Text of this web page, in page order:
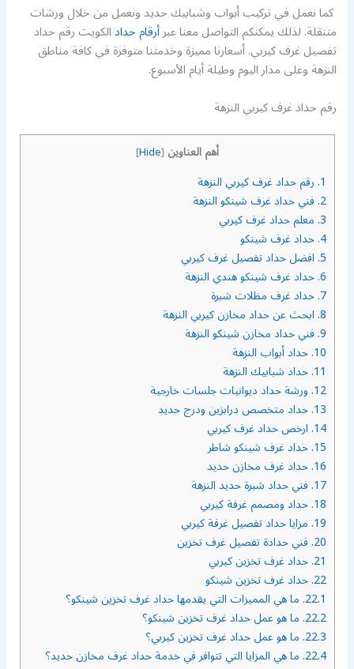
كما نعمل في تركيب أبواب وشبابيك حديد ونعمل من خلال ورشات
متنقلة. لذلك يمكنكم التواصل معنا عبرأرقام حدادالكويت رقم حداد
تفصيل غرف كيربي. أسعارنا مميزة وخدمتنا متوفرة في كافة مناطق
النزهة وعلى مدار اليوم وطيلة أيام الأسبوع.
رقم حداد غرف كيربي النزهة
أهم العناوين [
Hide
]
1. رقم حداد غرف كيربي النزهة
2. فني حداد غرف شينكو النزهة
3. معلم حداد غرف كيربي
4. حداد غرف شينكو
5. افضل حداد تفصيل غرف كيربي
6. حداد غرف شينكو هندي النزهة
7. حداد غرف مظلات شبرة
8. ابحث عن حداد مخازن كيربي النزهة
9. فني حداد مخازن شينكو النزهة
10. حداد أبواب النزهة
11. حداد شبابيك النزهة
12. ورشة حداد ديوانيات جلسات خارجية
13. حداد متخصص درابزين ودرج حديد
14. ارخص حداد غرف كيربي
15. حداد غرف شينكو شاطر
16. حداد غرف مخازن حديد
17. فني حداد شبرة حديد النزهة
18. حداد ومصمم غرفة كيربي
19. مزايا حداد تفصيل غرفة كيربي
20. فني حدادة تفصيل غرف تخزين
21. حداد غرف تخزين كيربي
22. حداد غرف تخزين شينكو
22.1. ما هي المميزات التي يقدمها حداد غرف تخزين شينكو؟
22.2. ما هو عمل حداد غرف تخزين شينكو؟
22.3. ما هو عمل حداد غرف تخزين كيربي؟
22.4. ما هي المزايا التي تتوافر في خدمة حداد غرف مخازن حديد؟